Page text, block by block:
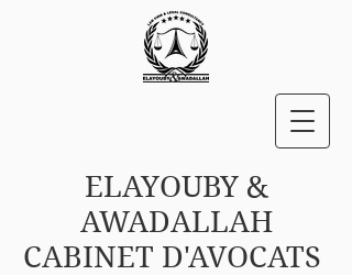
ELAYOUBY &
AWADALLAH
CABINET D'AVOCATS